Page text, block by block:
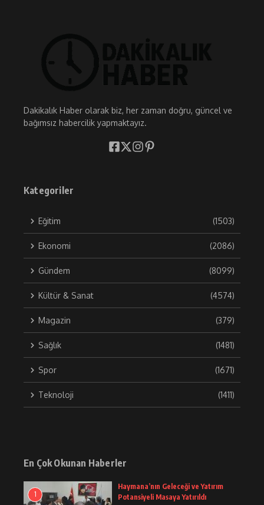
Dakikalık Haber olarak biz, her zaman doğru, güncel ve
bağımsız habercilik yapmaktayız.
Kategoriler
Eğitim (1503)
Ekonomi (2086)
Gündem (8099)
Kültür & Sanat (4574)
Magazin (379)
Sağlık (1481)
Spor (1671)
Teknoloji (1411)
En Çok Okunan Haberler
1
Haymana’nın Geleceği ve Yatırım
Potansiyeli Masaya Yatırıldı